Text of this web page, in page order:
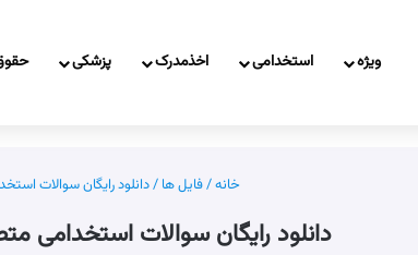
ویژه استخدامی اخذمدرک پزشکی
خانه/فایل ها /دانلود رایگان سوالات
دانلود رایگان سوالات استخدامی